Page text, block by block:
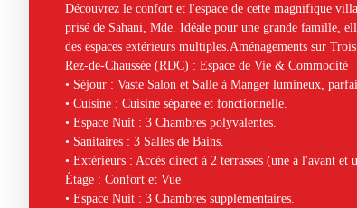
Découvrez le confort et l'espace de cette magnifique
prisé de Sahani, Mde. Idéale pour une grande famille,
des espaces extérieurs multiples.Aménagements sur
Rez-de-Chaussée (RDC) : Espace de Vie & Commodité
• Séjour : Vaste Salon et Salle à Manger lumineux,
• Cuisine : Cuisine séparée et fonctionnelle.
• Espace Nuit : 3 Chambres polyvalentes.
• Sanitaires : 3 Salles de Bains.
• Extérieurs : Accès direct à 2 terrasses (une à l'avant et
Étage : Confort et Vue
• Espace Nuit : 3 Chambres supplémentaires.